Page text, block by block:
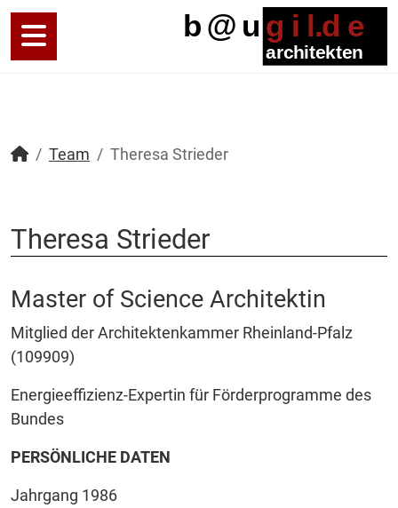
Team Theresa Strieder
Theresa Strieder
Master of Science Architektin
Mitglied der Architektenkammer Rheinland-Pfalz
(109909)
Energieeffizienz-Expertin für Förderprogramme des
Bundes
PERSÖNLICHE DATEN
Jahrgang 1986